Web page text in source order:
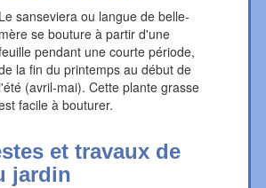
Le sanseviera ou langue de belle-
mère se bouture à partir d'une
pendant une courte période,
la fin du printemps au début de
l'été (avril-mai). Cette plante grasse
facile à bouturer.
et travaux de
jardin